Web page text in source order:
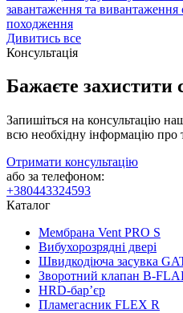
завантаження та
походження
Дивитись все
Консультація
Бажаєте захистити
Запишіться на консультацію
всю необхідну інформацію
Отримати консультацію
або за телефоном:
+380443324593
Каталог
Мембрана Vent PRO S
Вибухорозрядні двері
Швидкодіюча засувка
Зворотний клапан B-
HRD-бар’єр
Пламегасник FLEX R